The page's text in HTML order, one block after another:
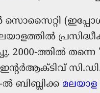
(ഇപ്പോൾ
2000-ത്തില്‍
ല്‍ ബിബ്ലിക്ക